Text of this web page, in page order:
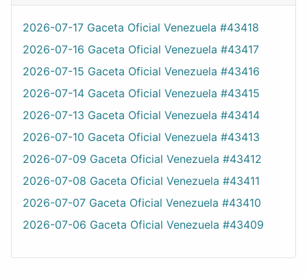
2026-07-17 Gaceta Oficial Venezuela #43418
2026-07-16 Gaceta Oficial Venezuela #43417
2026-07-15 Gaceta Oficial Venezuela #43416
2026-07-14 Gaceta Oficial Venezuela #43415
2026-07-13 Gaceta Oficial Venezuela #43414
2026-07-10 Gaceta Oficial Venezuela #43413
2026-07-09 Gaceta Oficial Venezuela #43412
2026-07-08 Gaceta Oficial Venezuela #43411
2026-07-07 Gaceta Oficial Venezuela #43410
2026-07-06 Gaceta Oficial Venezuela #43409